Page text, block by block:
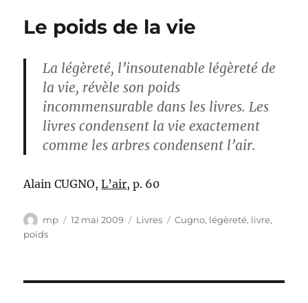
Le poids de la vie
La légèreté, l’insoutenable légèreté de
la vie, révèle son poids
incommensurable dans les livres. Les
livres condensent la vie exactement
comme les arbres condensent l’air.
Alain CUGNO,L’air, p. 60
Auteur
mp
Publié
12 mai 2009 Catégories
Livres Étiquettes
Cugno, légèreté, livre,
poids